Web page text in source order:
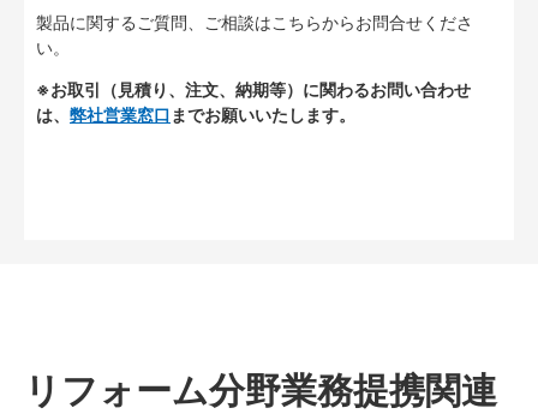
製品に関するご質問、ご相談はこちらからお問合せくださ
い。
※お取引（見積り、注文、納期等）に関わるお問い合わせ
は、 弊社営業窓口 までお願いいたします。
リフォーム分野業務提携関連